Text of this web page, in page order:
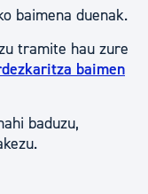
baimena duenak.
tramite hau zure
baimen
baduzu,